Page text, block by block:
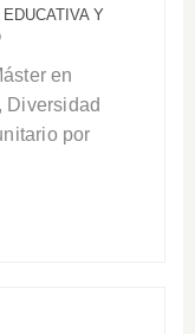
Y
en
Diversidad
por